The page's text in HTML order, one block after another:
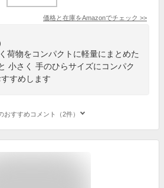
価格と在庫をAmazonでチェック >>
荷物をコンパクトに軽量にまとめた
小さく 手のひらサイズにコンパク
すめします
おすすめコメント（2件）